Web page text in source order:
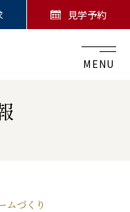
見学予約
MENU
ムづくり